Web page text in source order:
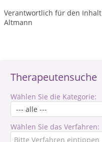
Therapeutensuche
Wählen Sie die Kategorie:
Wählen Sie das Verfahren:
Verantwortlich für den
Altmann